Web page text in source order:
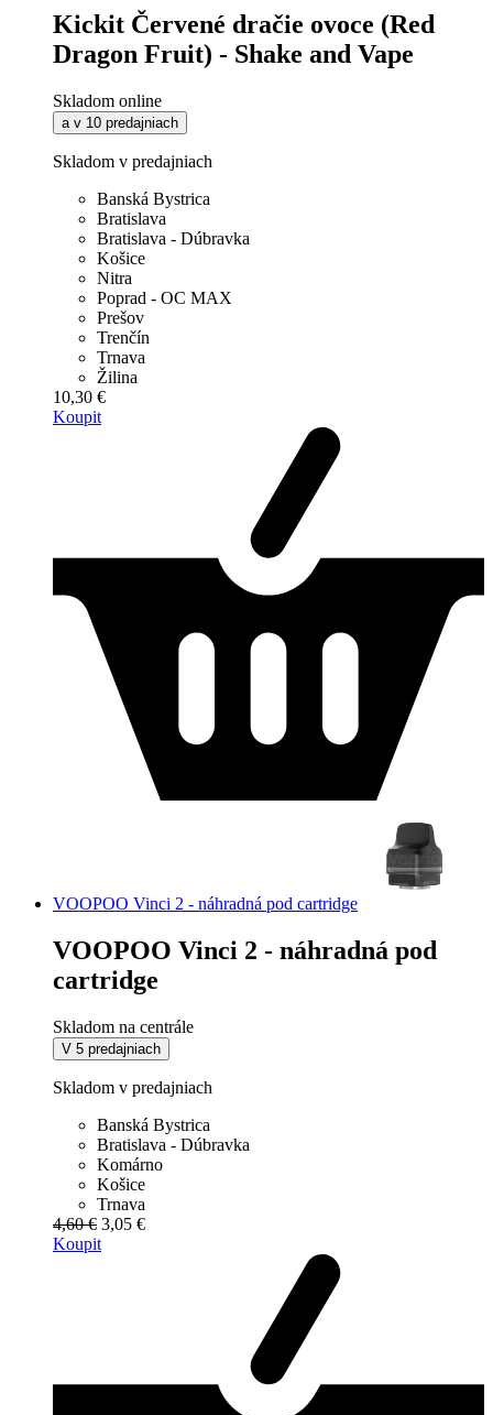
Kickit Červené dračie ovoce (Red
Dragon Fruit) - Shake and Vape
Skladom online
a v 10 predajniach
Skladom v predajniach
Banská Bystrica
Bratislava
Bratislava - Dúbravka
Košice
Nitra
Poprad - OC MAX
Prešov
Trenčín
Trnava
Žilina
10,30 €
Koupit
VOOPOO Vinci 2 - náhradná pod cartridge
VOOPOO Vinci 2 - náhradná pod
cartridge
Skladom na centrále
V 5 predajniach
Skladom v predajniach
Banská Bystrica
Bratislava - Dúbravka
Komárno
Košice
Trnava
4,60 € 3,05 €
Koupit